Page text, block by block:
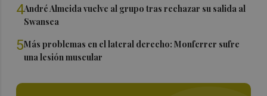
4André Almeida vuelve al grupo tras rechazar su salida al
Swansea
5Más problemas en el lateral derecho: Monferrer sufre
una lesión muscular